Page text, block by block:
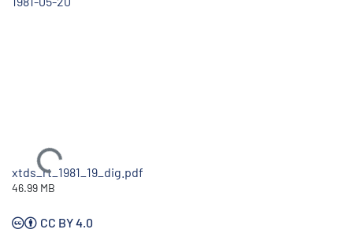
Ladataan...
xtds_rt_1981_19_dig.pdf
46.99 MB
CC BY 4.0